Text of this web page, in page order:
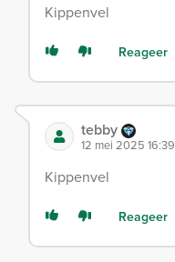
Kippenvel
Reageer
tebby
12 mei 2025 16:39
Kippenvel
Reageer